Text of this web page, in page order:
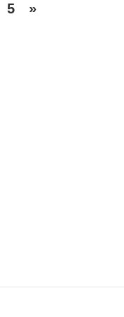
5 »